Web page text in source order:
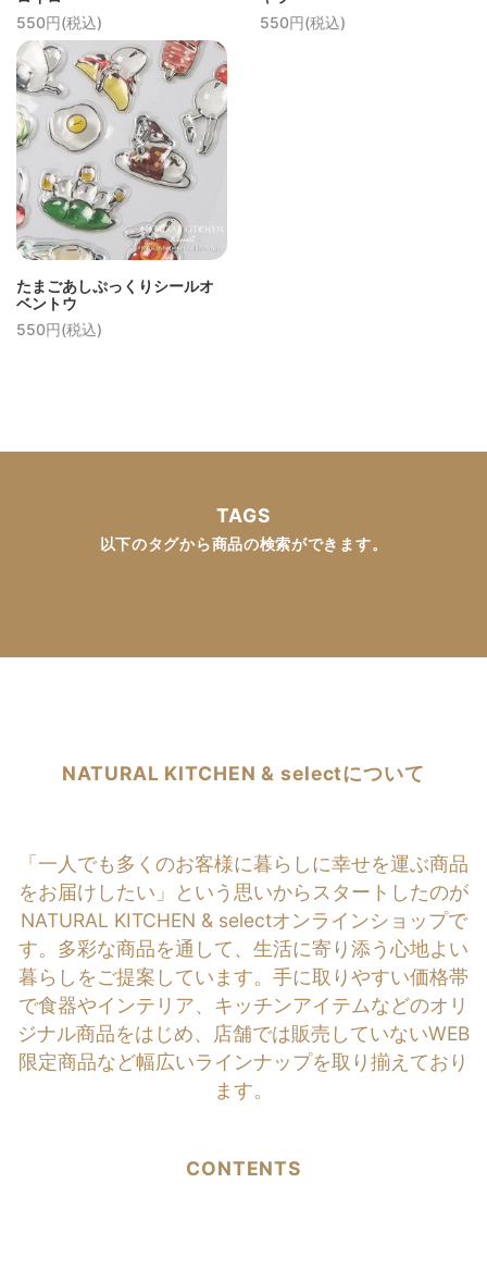
550円(税込)
550円(税込)
たまごあしぷっくりシールオ
ベントウ
550円(税込)
TAGS
以下のタグから商品の検索ができます。
NATURAL KITCHEN & selectについて
「一人でも多くのお客様に暮らしに幸せを運ぶ商品
をお届けしたい」という思いからスタートしたのが
NATURAL KITCHEN & selectオンラインショップで
す。多彩な商品を通して、生活に寄り添う心地よい
暮らしをご提案しています。手に取りやすい価格帯
で食器やインテリア、キッチンアイテムなどのオリ
ジナル商品をはじめ、店舗では販売していないWEB
限定商品など幅広いラインナップを取り揃えており
ます。
CONTENTS